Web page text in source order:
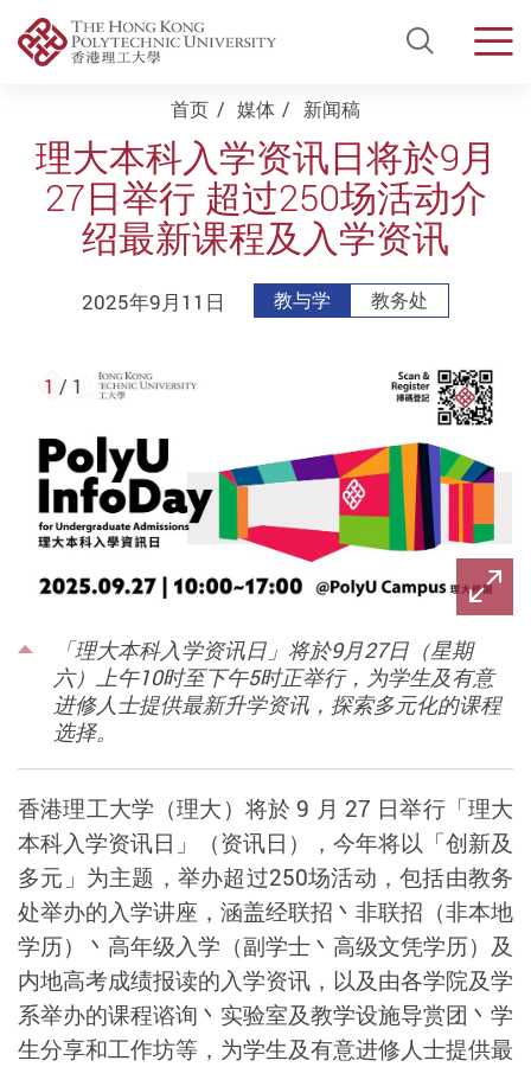
Open
Start main content首页 媒体 新闻稿
理大本科入学资讯日将於9月
27日举行 超过250场活动介
绍最新课程及入学资讯
2025年9月11日 教与学 教务处
「理大本科入学资讯日」将於9月27日（星期
六）上午10时至下午5时正举行，为学生及有意
进修人士提供最新升学资讯，探索多元化的课程
选择。
1 / 1
香港理工大学（理大） 将於 9 月 27 日举行「理大
本科入学资讯日」（资讯日）
，今年将以「创新及
多元」为主题， 举办超过250场活动，包括由教务
处举办的入学讲座，涵盖经联招丶非联招（非本地
学历）丶高年级入学（副学士丶高级文凭学历）及
内地高考成绩报读的入学资讯，以及由各学院及学
系举办的课程谘询丶实验室及教学设施导赏团丶学
生分享和工作坊等，为学生及有意进修人士提供最